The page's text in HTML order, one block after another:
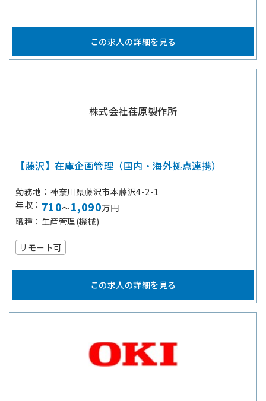
この求人の詳細を見る
株式会社荏原製作所
【藤沢】在庫企画管理（国内・海外拠点連携）
勤務地
神奈川県藤沢市本藤沢4-2-1
年収
710～1,090万円
職種
生産管理(機械)
リモート可
この求人の詳細を見る